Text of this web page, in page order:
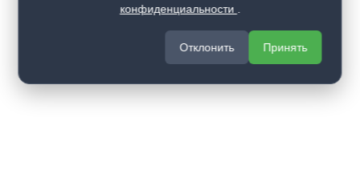
Каталог
конфиденциальности
Отклонить Принять